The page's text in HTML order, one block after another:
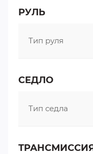
РУЛЬ
Тип руля
СЕДЛО
Тип седла